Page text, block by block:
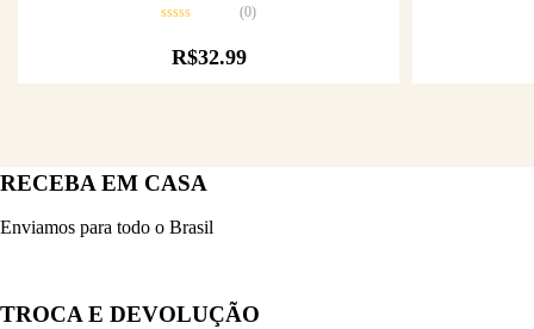
de
(0)
R$32.99
RECEBA EM CASA
Enviamos para todo o Brasil
TROCA E DEVOLUÇÃO